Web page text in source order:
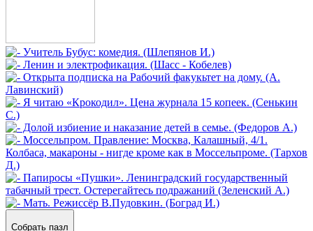
Собрать пазл